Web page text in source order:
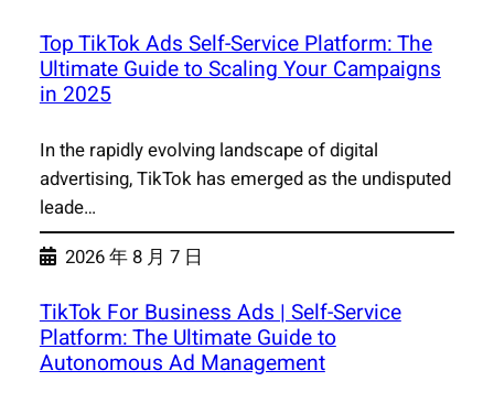
Top TikTok Ads Self-Service Platform: The
Ultimate Guide to Scaling Your Campaigns
in 2025
In the rapidly evolving landscape of digital
advertising, TikTok has emerged as the undisputed
leade…
2026 年 8 月 7 日
TikTok For Business Ads | Self-Service
Platform: The Ultimate Guide to
Autonomous Ad Management